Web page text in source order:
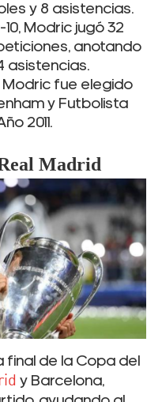
y 8 asistencias.
Modric jugó 32
anotando
asistencias.
Modric fue elegido
y Futbolista
2011.
Madrid
final de la Copa del
y Barcelona,